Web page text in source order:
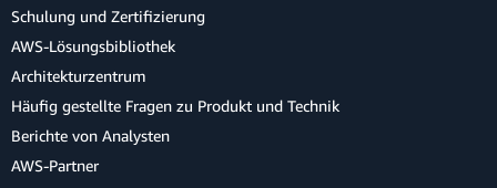
Schulung und Zertifizierung
AWS-Lösungsbibliothek
Architekturzentrum
Häufig gestellte Fragen zu Produkt und Technik
Berichte von Analysten
AWS-Partner